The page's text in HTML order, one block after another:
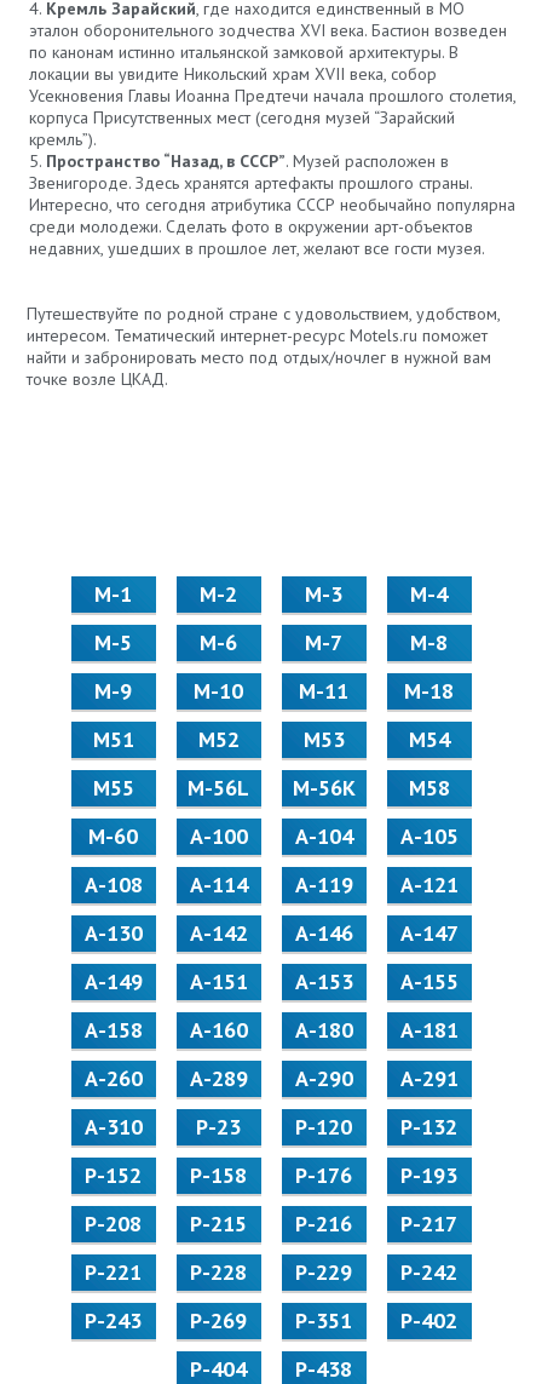
Кремль Зарайский, где находится единственный в МО
эталон оборонительного зодчества XVI века. Бастион возведен
по канонам истинно итальянской замковой архитектуры. В
локации вы увидите Никольский храм XVII века, собор
Усекновения Главы Иоанна Предтечи начала прошлого столетия,
корпуса Присутственных мест (сегодня музей “Зарайский
кремль”).
Пространство “Назад, в СССР”. Музей расположен в
Звенигороде. Здесь хранятся артефакты прошлого страны.
Интересно, что сегодня атрибутика СССР необычайно популярна
среди молодежи. Сделать фото в окружении арт-объектов
недавних, ушедших в прошлое лет, желают все гости музея.
Путешествуйте по родной стране с удовольствием, удобством,
интересом. Тематический интернет-ресурс Motels.ru поможет
найти и забронировать место под отдых/ночлег в нужной вам
точке возле ЦКАД.
М-1 М-2 М-3
М-4
М-5
М-6 М-7
М-8
М-9
М-10 М-11
М-18
М51
М52 М53
М54
М55
M-56L M-56K
М58
M-60
А-100 А-104
А-105
А-108
А-114 А-119
А-121
А-130
А-142 А-146
А-147
А-149
А-151 А-153
А-155
А-158
А-160 А-180
А-181
А-260
А-289 А-290
А-291
А-310
Р-23 Р-120
Р-132
Р-152
Р-158 Р-176
Р-193
Р-208
Р-215 Р-216
Р-217
Р-221
Р-228 Р-229
Р-242
Р-243
Р-269 Р-351
Р-402
Р-404
Р-438